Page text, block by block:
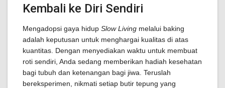
Kembali ke Diri Sendiri
Mengadopsi gaya hidup Slow Living melalui baking
adalah keputusan untuk menghargai kualitas di atas
kuantitas. Dengan menyediakan waktu untuk membuat
roti sendiri, Anda sedang memberikan hadiah kesehatan
bagi tubuh dan ketenangan bagi jiwa. Teruslah
bereksperimen, nikmati setiap butir tepung yang